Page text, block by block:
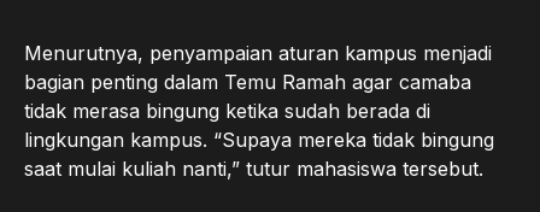
Menurutnya, penyampaian aturan kampus menjadi
bagian penting dalam Temu Ramah agar camaba
tidak merasa bingung ketika sudah berada di
lingkungan kampus. “Supaya mereka tidak bingung
saat mulai kuliah nanti,” tutur mahasiswa tersebut.